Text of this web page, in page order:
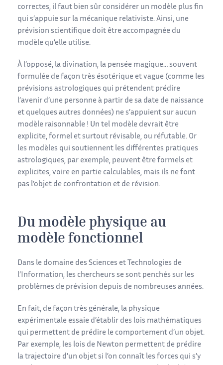
correctes, il faut bien sûr considérer un modèle plus fin
qui s’appuie sur la mécanique relativiste. Ainsi, une
prévision scientifique doit être accompagnée du
modèle qu’elle utilise.
À l’opposé, la divination, la pensée magique… souvent
formulée de façon très ésotérique et vague (comme les
prévisions astrologiques qui prétendent prédire
l’avenir d’une personne à partir de sa date de naissance
et quelques autres données) ne s’appuient sur aucun
modèle raisonnable ! Un tel modèle devrait être
explicite, formel et surtout révisable, ou réfutable. Or
les modèles qui soutiennent les différentes pratiques
astrologiques, par exemple, peuvent être formels et
explicites, voire en partie calculables, mais ils ne font
pas l’objet de confrontation et de révision.
Du modèle physique au
modèle fonctionnel
Dans le domaine des Sciences et Technologies de
l’Information, les chercheurs se sont penchés sur les
problèmes de prévision depuis de nombreuses années.
En fait, de façon très générale, la physique
expérimentale essaie d’établir des lois mathématiques
qui permettent de prédire le comportement d’un objet.
Par exemple, les lois de Newton permettent de prédire
la trajectoire d’un objet si l’on connaît les forces qui s’y